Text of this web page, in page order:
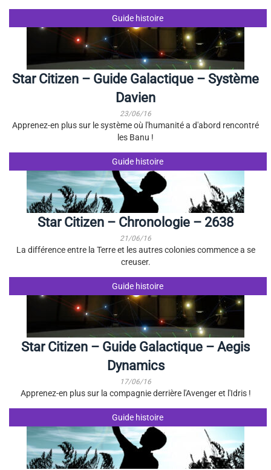
Guide histoire
Star Citizen – Guide Galactique – Système
Davien
23/06/16
Apprenez-en plus sur le système où l'humanité a d'abord rencontré
les Banu !
Guide histoire
Star Citizen – Chronologie – 2638
21/06/16
La différence entre la Terre et les autres colonies commence a se
creuser.
Guide histoire
Star Citizen – Guide Galactique – Aegis
Dynamics
17/06/16
Apprenez-en plus sur la compagnie derrière l'Avenger et l'Idris !
Guide histoire